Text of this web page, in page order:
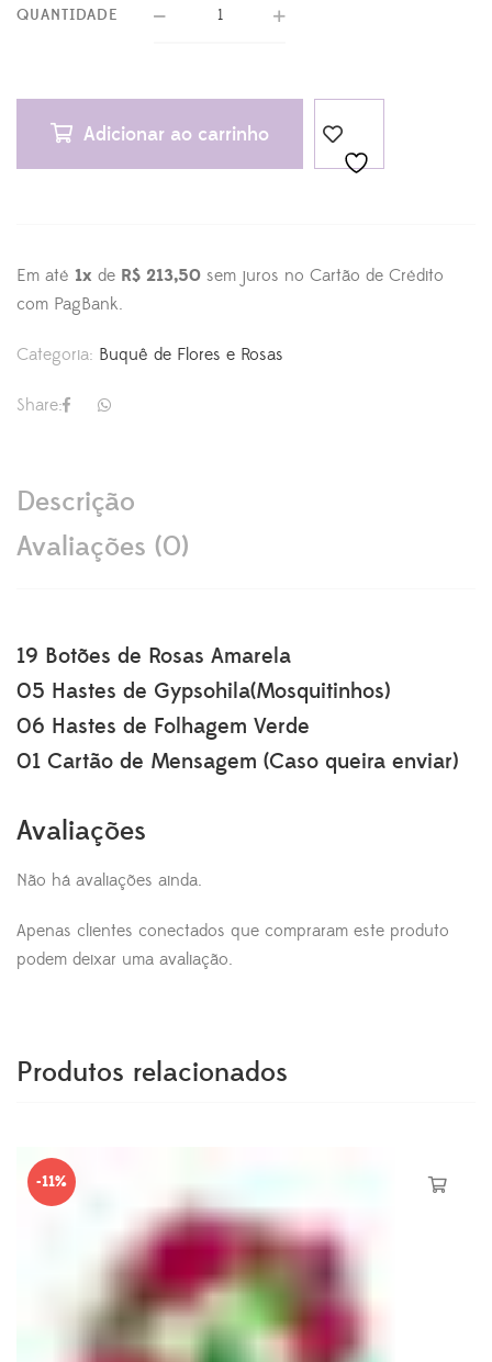
QUANTIDADE
Adicionar ao carrinho
Em até 1x de R$ 213,50 sem juros no Cartão de Crédito
com PagBank.
Categoria: Buquê de Flores e Rosas
Share:
Descrição
Avaliações (0)
19 Botões de Rosas Amarela
05 Hastes de Gypsohila(Mosquitinhos)
06 Hastes de Folhagem Verde
01 Cartão de Mensagem (Caso queira enviar)
Avaliações
Não há avaliações ainda.
Apenas clientes conectados que compraram este produto
podem deixar uma avaliação.
Produtos relacionados
-11%